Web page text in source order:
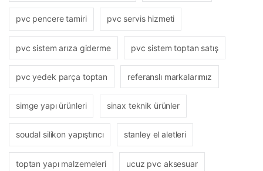
pvc pencere tamiri pvc servis hizmeti
pvc sistem arıza giderme pvc sistem toptan satış
pvc yedek parça toptan referanslı markalarımız
simge yapı ürünleri sinax teknik ürünler
soudal silikon yapıştırıcı stanley el aletleri
toptan yapı malzemeleri ucuz pvc aksesuar